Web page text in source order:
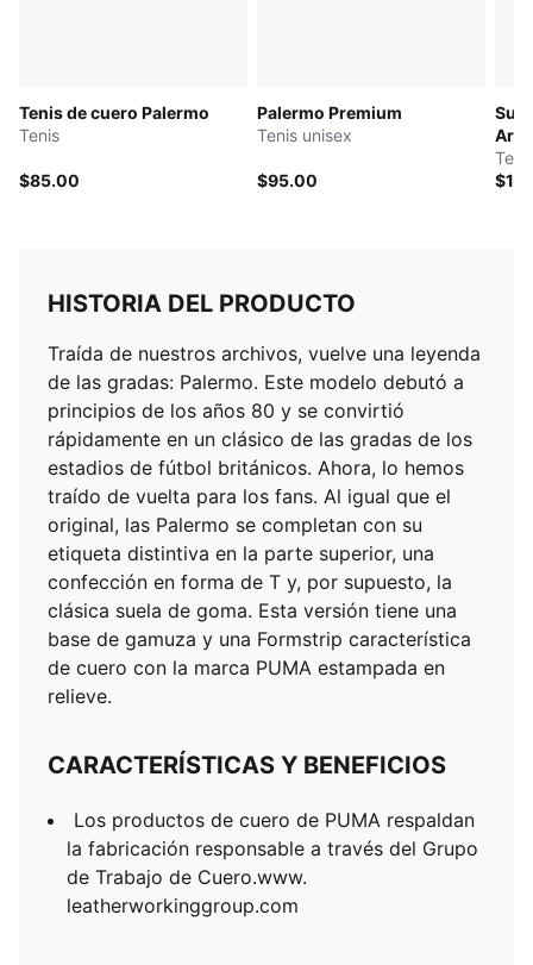
Plantilla sintética
Entresuela de goma
Suela de goma
Tenis de cuero Palermo
Tenis
$85.00
Palermo Premium
Tenis unisex
$95.00
HISTORIA DEL PRODUCTO
Traída de nuestros archivos, vuelve una leyenda
de las gradas: Palermo. Este modelo debutó a
principios de los años 80 y se convirtió
rápidamente en un clásico de las gradas de los
estadios de fútbol británicos. Ahora, lo hemos
traído de vuelta para los fans. Al igual que el
original, las Palermo se completan con su
etiqueta distintiva en la parte superior, una
confección en forma de T y, por supuesto, la
clásica suela de goma. Esta versión tiene una
base de gamuza y una Formstrip característica
de cuero con la marca PUMA estampada en
relieve.
CARACTERÍSTICAS Y BENEFICIOS
Los productos de cuero de PUMA respaldan
la fabricación responsable a través del Grupo
de Trabajo de Cuero.www.
leatherworkinggroup.com